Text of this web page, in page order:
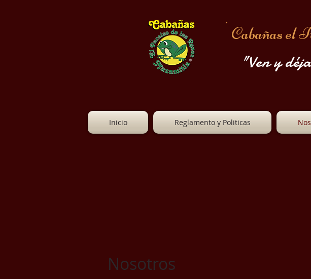
Cabañas el
"Ven y
Inicio Reglamento y Politicas
Nosotros